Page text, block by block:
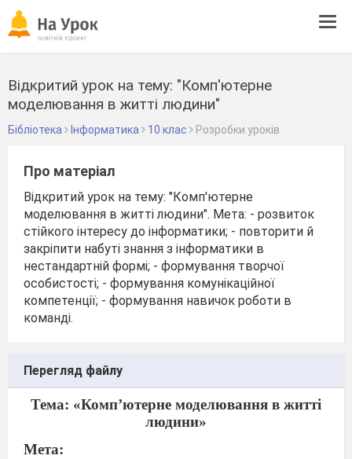
Відкритий урок на тему: "Комп'ютерне
моделювання в житті людини"
Бібліотека Інформатика 10 клас Розробки уроків
Про матеріал
Відкритий урок на тему: "Комп'ютерне
моделювання в житті людини". Мета: - розвиток
стійкого інтересу до інформатики; - повторити й
закріпити набуті знання з інформатики в
нестандартній формі; - формування творчої
особистості; - формування комунікаційної
компетенції; - формування навичок роботи в
команді.
Перегляд файлу
Тема: «Комп’ютерне моделювання в житті
людини»
Мета: